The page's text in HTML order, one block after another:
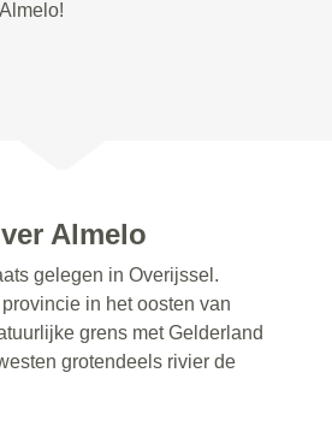
Almelo
gelegen in Overijssel.
in het oosten van
grens met Gelderland
grotendeels rivier de